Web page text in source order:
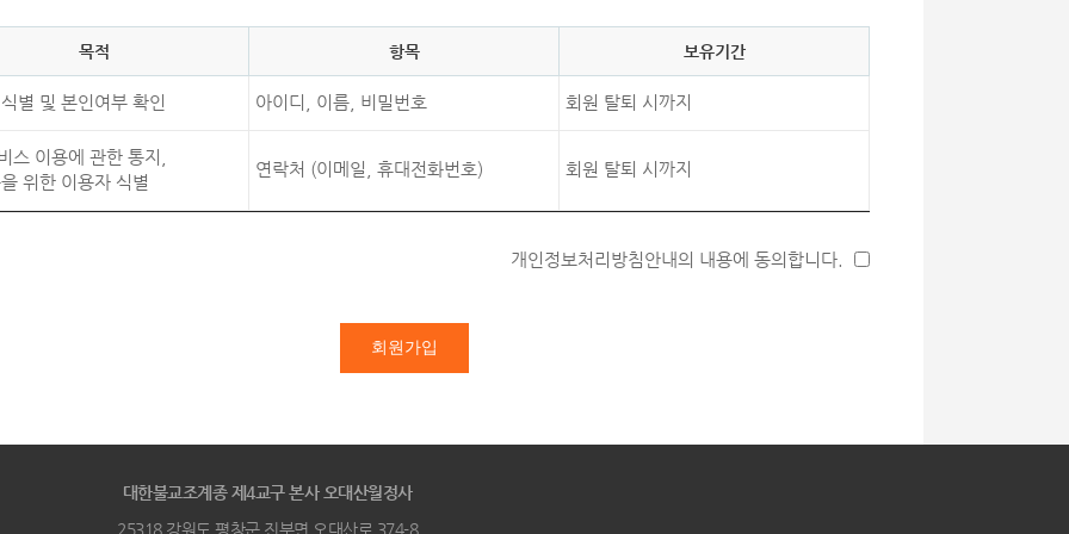
목적 항목 보유기간
별 및 본인여부 확인 아이디, 이름, 비밀번호 회원 탈퇴 시까지
스 이용에 관한 통지,
위한 이용자 식별
연락처 (이메일, 휴대전화번호) 회원 탈퇴 시까지
개인정보처리방침안내의 내용에 동의합니다.
대한불교조계종 제4교구 본사 오대산월정사
25318 강원도 평창군 진부면 오대산로 374-8